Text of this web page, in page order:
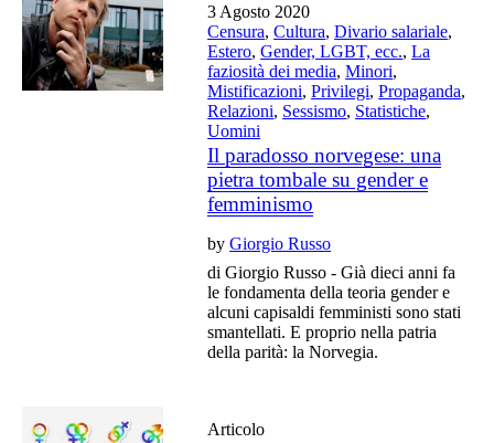
3 Agosto 2020
Censura,Cultura,Divario salariale,
Estero,Gender, LGBT, ecc.,La
faziosità dei media,Minori,
Mistificazioni,Privilegi,Propaganda,
Relazioni, Sessismo, Statistiche,
Uomini
Il paradosso norvegese: una
pietra tombale su gender e
femminismo
byGiorgio Russo
di Giorgio Russo - Già dieci anni fa
le fondamenta della teoria gender e
alcuni capisaldi femministi sono stati
smantellati. E proprio nella patria
della parità: la Norvegia.
Articolo